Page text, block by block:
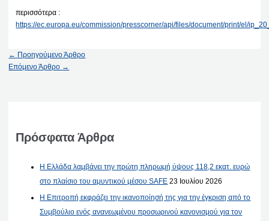
περισσότερα :
https://ec.europa.eu/commission/presscorner/api/files/document/print/el/
← Προηγούμενο Άρθρο
Επόμενο Άρθρο →
Πρόσφατα Άρθρα
Η Ελλάδα λαμβάνει την πρώτη πληρωμή ύψους 118,2 εκατ. ευρώ
στο πλαίσιο του αμυντικού μέσου SAFE 23 Ιουλίου 2026
Η Επιτροπή εκφράζει την ικανοποίησή της για την έγκριση από το
Συμβούλιο ενός ανανεωμένου προσωρινού κανονισμού για τον